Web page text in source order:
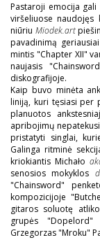
Pastaroji emocija
viršeliuose naudojęs
niūriu Miodek.art
pavadinimą
mintis "Chapter XII"
naujasis
diskografijoje.
Kaip buvo minėta
liniją, kuri tęsiasi per
planuotos
apribojimų
pristatyti singlai,
Galinga ritminė
kriokiantis Michało
senosios mokyklos
"Chainsword"
kompozicijoje
gitaros soluotę
grupės "Dopelord"
Grzegorzas "Mroku"